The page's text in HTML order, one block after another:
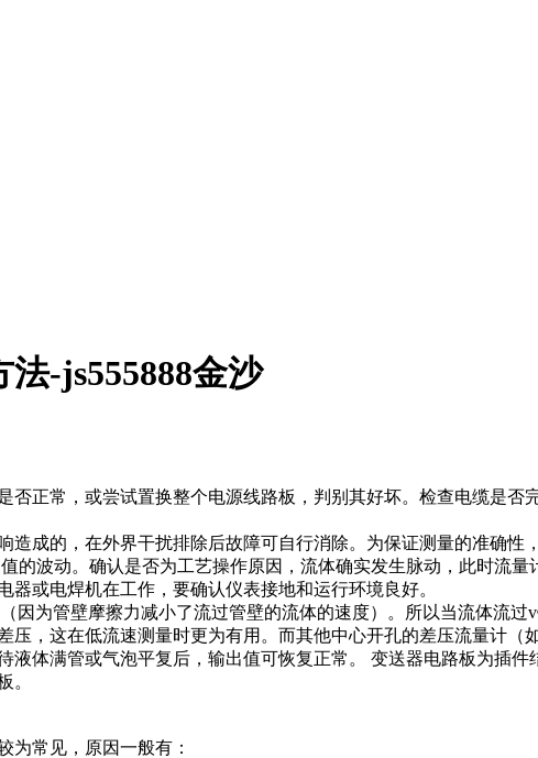
-js555888金沙
正常，或尝试置换整个电源线路板，判别其好坏。检查电缆是否
成的，在外界干扰排除后故障可自行消除。为保证测量的准确性
的波动。确认是否为工艺操作原因，流体确实发生脉动，此时流
或电焊机在工作，要确认仪表接地和运行环境良好。
为管壁摩擦力减小了流过管壁的流体的速度）。所以当流体流过
压，这在低流速测量时更为有用。而其他中心开孔的差压流量计
液体满管或气泡平复后，输出值可恢复正常。 变送器电路板为插
。
为常见，原因一般有：